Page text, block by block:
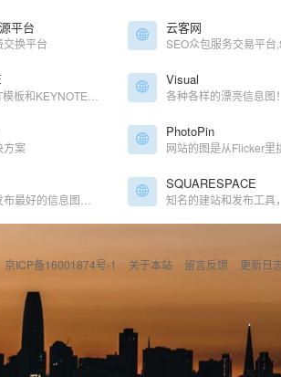
平台
交换平台
云客网
Visual
方案
PhotoPin
SQUARESPACE
京ICP备16001874号-1 关于本站 留言反馈 更新日